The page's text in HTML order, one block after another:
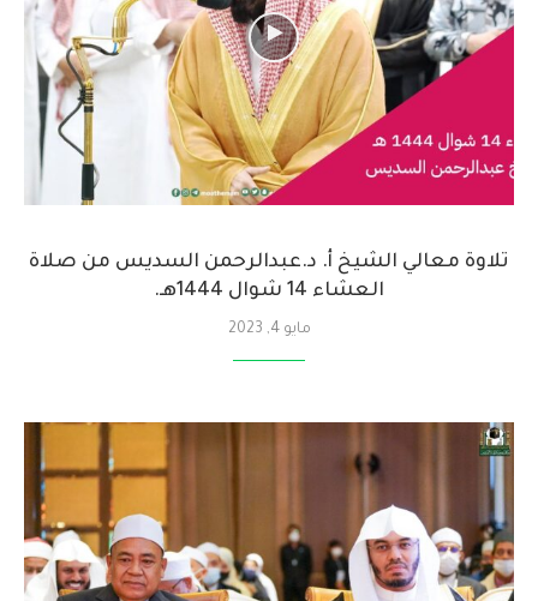
تلاوة معالي الشيخ أ. د.⁧عبدالرحمن السديس من صلاة
العشاء 14 شوال 1444هـ.
مايو 4, 2023